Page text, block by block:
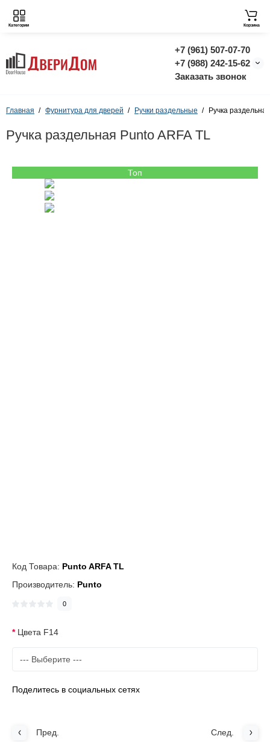
+7 (961) 507-07-70
+7 (988) 242-15-62
Заказать звонок
Категории Корзина
Главная Фурнитура для дверей Ручки раздельные Ручка
Ручка раздельная Punto ARFA TL
Топ
Код Товара: Punto ARFA TL
Производитель: Punto
0
Цвета F14
Поделитесь в социальных сетях
Пред. След.